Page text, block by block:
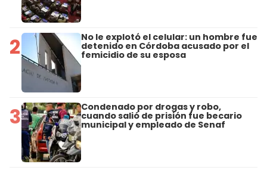
2 No le explotó el celular: un hombre fue
detenido en Córdoba acusado por el
femicidio de su esposa
3 Condenado por drogas y robo,
cuando salió de prisión fue becario
municipal y empleado de Senaf